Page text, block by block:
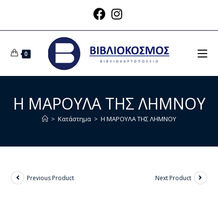
0
Η ΜΑΡΟΥΛΑ ΤΗΣ ΛΗΜΝΟΥ
> Κατάστημα > Η ΜΑΡΟΥΛΑ ΤΗΣ ΛΗΜΝΟΥ
Previous Product Next Product